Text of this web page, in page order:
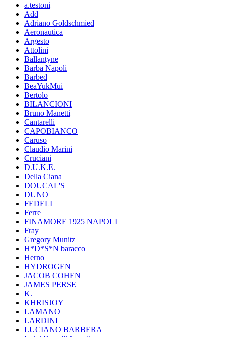
a.testoni
Add
Adriano Goldschmied
Aeronautica
Argesto
Attolini
Ballantyne
Barba Napoli
Barbed
BeaYukMui
Bertolo
BILANCIONI
Bruno Manetti
Cantarelli
CAPOBIANCO
Caruso
Claudio Marini
Cruciani
D.U.K.E.
Della Ciana
DOUCAL'S
DUNO
FEDELI
Ferre
FINAMORE 1925 NAPOLI
Fray
Gregory Munitz
H*D*S*N baracco
Herno
HYDROGEN
JACOB COHEN
JAMES PERSE
K.
KHRISJOY
LAMANO
LARDINI
LUCIANO BARBERA